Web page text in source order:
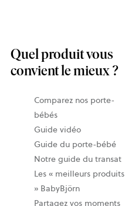
Quel produit vous
convient le mieux ?
Comparez nos porte-
bébés
Guide vidéo
Guide du porte-bébé
Notre guide du transat
Les « meilleurs produits
» BabyBjörn
Partagez vos moments